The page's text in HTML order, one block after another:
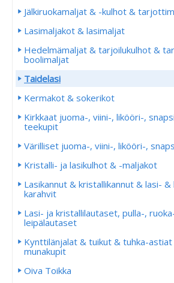
Jälkiruokamaljat & -kulhot &
Lasimaljakot & lasimaljat
Hedelmämaljat & tarjoilukulhot &
boolimaljat
Taidelasi
Kermakot & sokerikot
Kirkkaat juoma-, viini-, likööri-,
teekupit
Värilliset juoma-, viini-, likööri-,
Kristalli- ja lasikulhot & -maljakot
Lasikannut & kristallikannut & lasi-
karahvit
Lasi- ja kristallilautaset, pulla-,
leipälautaset
Kynttilänjalat & tuikut & tuhka-
munakupit
Oiva Toikka